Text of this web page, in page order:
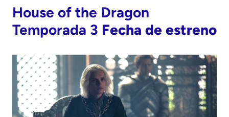
House of the Dragon
Temporada 3 Fecha de estreno